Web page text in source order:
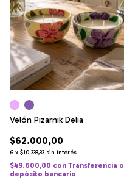
Velón Pizarnik Delia
$62.000,00
6 x $10.333,33 sin interés
$49.600,00 con Transferencia o
depósito bancario